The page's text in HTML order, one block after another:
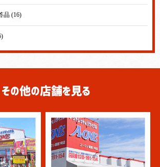
品 (16)